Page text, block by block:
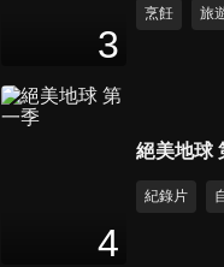
3
烹飪 旅
4
絕美地球
紀錄片